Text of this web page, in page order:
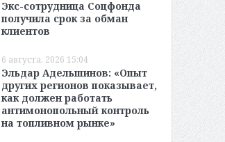
Экс-сотрудница Соцфонда
получила срок за обман
клиентов
6 августа, 2026 15:04
Эльдар Адельшинов: «Опыт
других регионов показывает,
как должен работать
антимонопольный контроль
на топливном рынке»